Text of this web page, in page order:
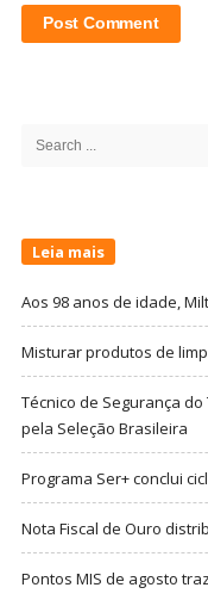
Search
Leia mais
Aos 98 anos de idade,
Misturar produtos de
Técnico de Segurança
pela Seleção Brasileira
Programa Ser+ conclui
Nota Fiscal de Ouro
Pontos MIS de agosto